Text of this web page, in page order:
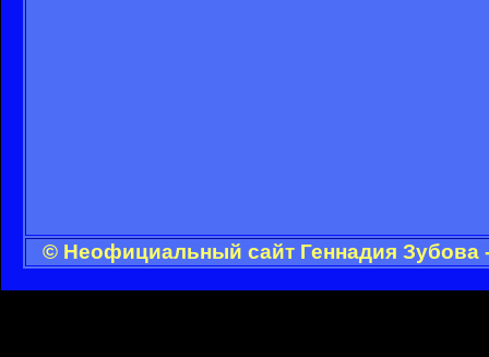
© Неофициальный сайт Геннадия Зубова